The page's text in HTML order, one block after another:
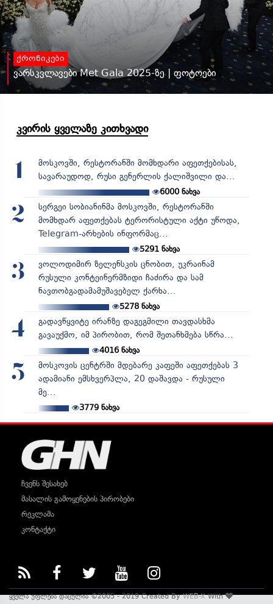
ქრონიკები
ვარსკვლავები Met Gala 2025-ზე | ფოტოები
კვირის ყველაზე კითხვადი
1
მოსკოვში, რესტორანში მომხდარი აფეთქებისას,
სავარაუდოდ, რუსი გენერლის ქალიშვილი და...
6000ნახვა
2
სერგეი სობიანინმა მოსკოვში, რესტორანში
მომხდარ აფეთქებას ტერორისტული აქტი უწოდა,
Telegram-არხების ინფორმაც...
5291ნახვა
3
ვოლოდიმირ ზელენსკის ცნობით, უკრაინამ
რუსული კონტეინერმზიდი ჩაძირა და სამ
ნავთობგადამამუშავებელ ქარხა...
5278ნახვა
4
გადავწყვიტე ირანზე დაგეგმილი თავდასხმა
გავაუქმო, იმ პირობით, რომ შეთანხმება სწრა...
4016ნახვა
5
მოსკოვის ცენტრში მდებარე კაფეში აფეთქებას 3
ადამიანი ემსხვერპლა, 20 დაშავდა - რუსული
მე...
3779ნახვა
ჩვენს შესახებ
მასალის გამოყენების პირობები
რეკლამა
კონტაქტი
ყველა უფლება დაცულია ©2005 - 2019 Created ByWEB-XWith